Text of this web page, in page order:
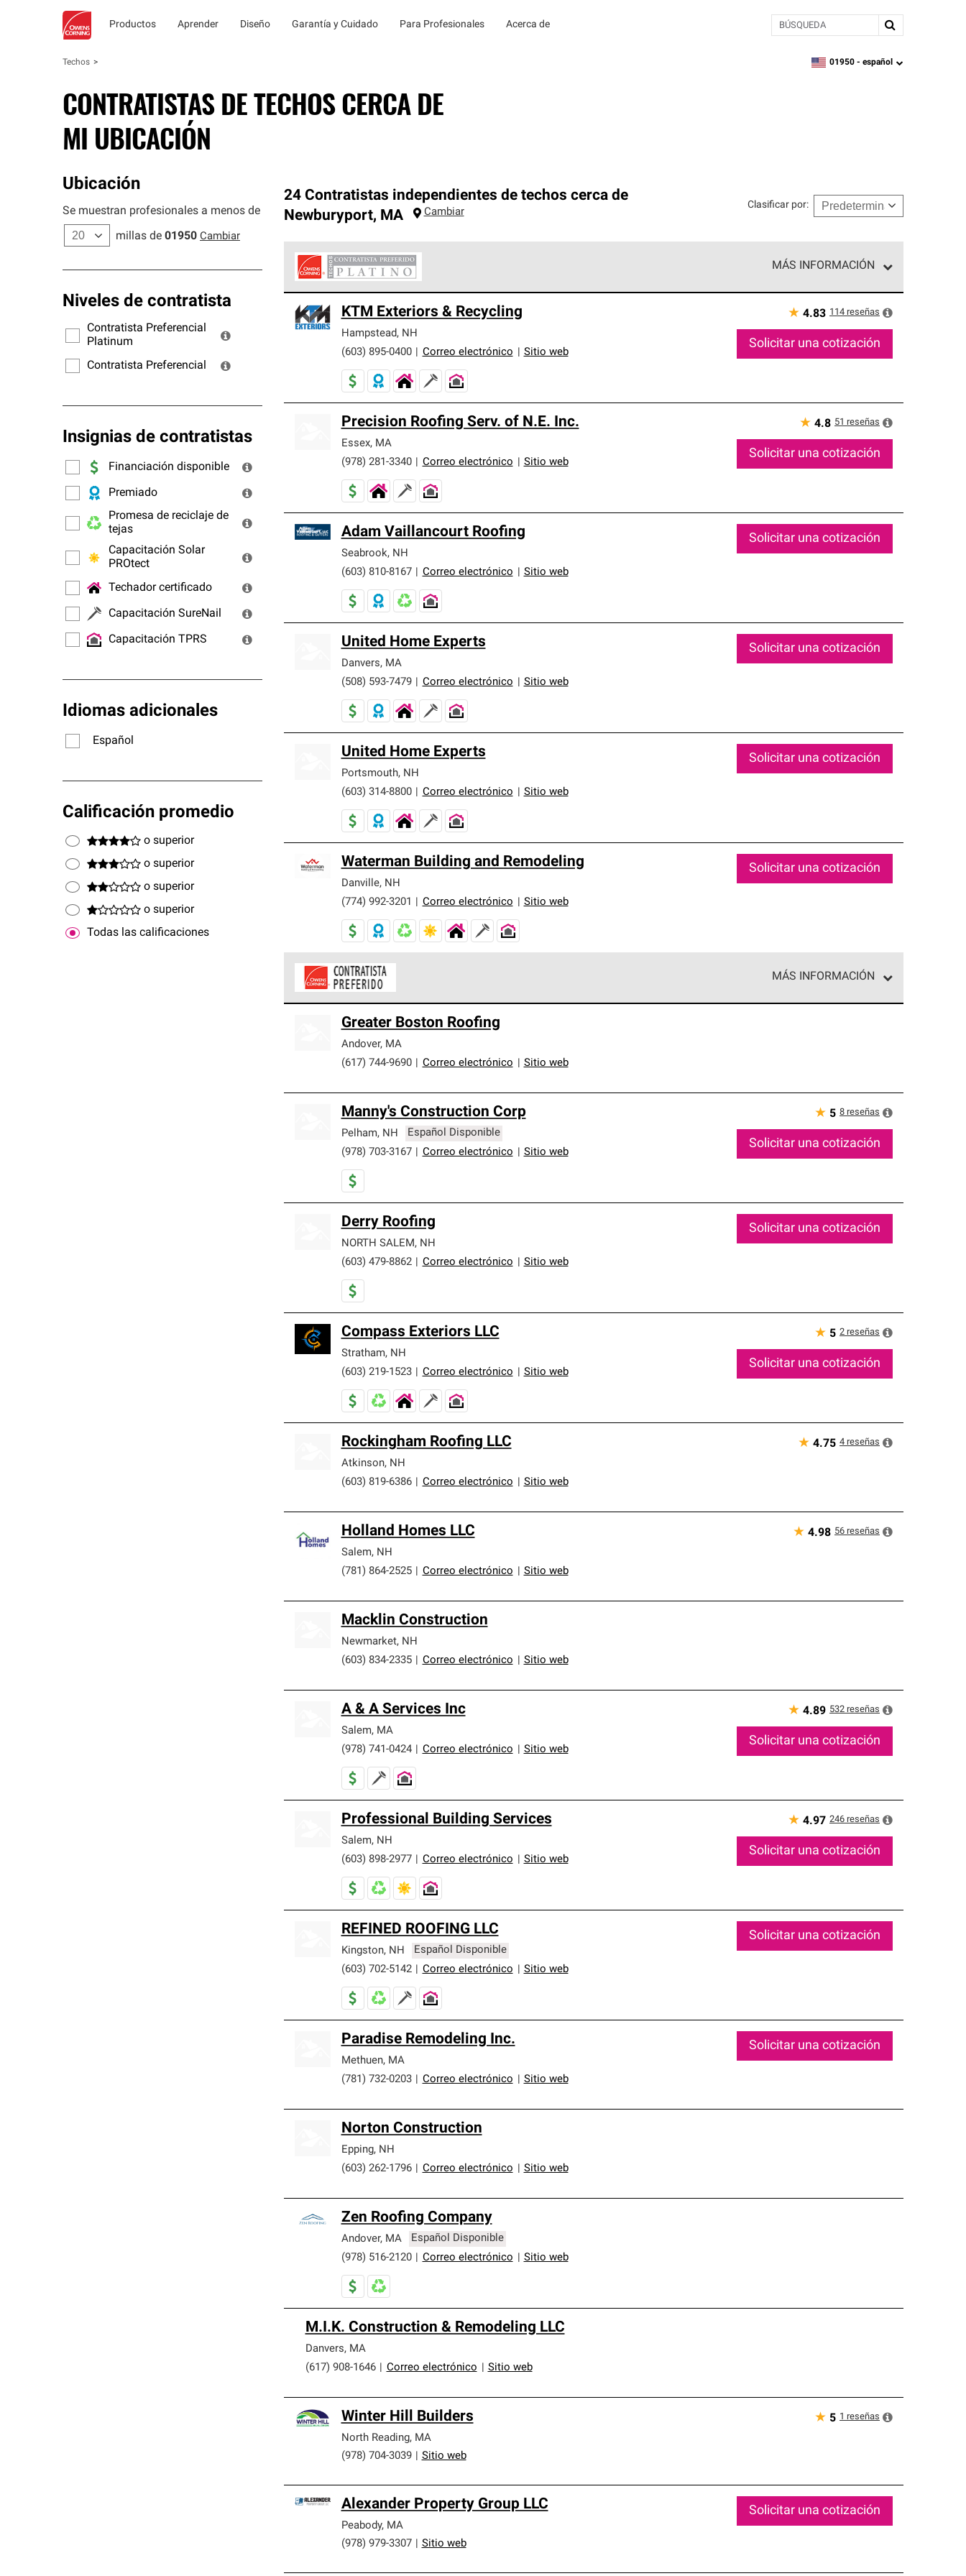
Productos Aprender Diseño Garantía y Cuidado Para Profesionales Acerca de BÚSQUEDA
Techos zipcode,language
01950 - español
CONTRATISTAS DE TECHOS CERCA DE
MI UBICACIÓN
Ubicación
Se muestran profesionales a menos de
millas de 01950 Cambiar
Niveles de contratista
Contratista Preferencial
Platinum
Contratista Preferencial
Insignias de contratistas
Financiación disponible
Premiado
Promesa de reciclaje de
tejas
Capacitación Solar
PROtect
Techador certificado
Capacitación SureNail
Capacitación TPRS
Idiomas adicionales
Español
Calificación promedio
o superior
o superior
o superior
o superior
Todas las calificaciones
24 Contratistas independientes de techos cerca de
Newburyport, MA Cambiar
Clasificar por:
MÁS INFORMACIÓN
cumplen con estándares estrictos de profesionalismo, confiabilidad y destreza incomparable. Solo ellos pueden
ofrecer nuestra mejor garantía de sistemas de techos.
KTM Exteriors & Recycling
Hampstead , NH
(603) 895-0400
Correo electrónico Sitio web
★ 4.83 114 reseñas
Solicitar una cotización
Precision Roofing Serv. of N.E. Inc.
Essex, MA
(978) 281-3340
Correo electrónico Sitio web
★ 4.8 51 reseñas
Solicitar una cotización
Adam Vaillancourt Roofing
Seabrook, NH
(603) 810-8167
Correo electrónico Sitio web
Solicitar una cotización
United Home Experts
Danvers, MA
(508) 593-7479
Correo electrónico Sitio web
Solicitar una cotización
United Home Experts
Portsmouth, NH
(603) 314-8800
Correo electrónico Sitio web
Solicitar una cotización
Waterman Building and Remodeling
Danville, NH
(774) 992-3201
Correo electrónico Sitio web
Solicitar una cotización
MÁS INFORMACIÓN
cumplen con altos estándares y requisitos estrictos de profesionalismo y confiabilidad.
Greater Boston Roofing
Andover, MA
(617) 744-9690
Correo electrónico Sitio web
Manny's Construction Corp
Pelham, NH
Español Disponible
(978) 703-3167
Correo electrónico Sitio web
★ 5 8 reseñas
Solicitar una cotización
Derry Roofing
NORTH SALEM , NH
(603) 479-8862
Correo electrónico Sitio web
Solicitar una cotización
Compass Exteriors LLC
Stratham, NH
(603) 219-1523
Correo electrónico Sitio web
★ 5 2 reseñas
Solicitar una cotización
Rockingham Roofing LLC
Atkinson, NH
(603) 819-6386
Correo electrónico Sitio web
★ 4.75 4 reseñas
Holland Homes LLC
Salem, NH
(781) 864-2525
Correo electrónico Sitio web
★ 4.98 56 reseñas
Macklin Construction
Newmarket, NH
(603) 834-2335
Correo electrónico Sitio web
A & A Services Inc
Salem, MA
(978) 741-0424
Correo electrónico Sitio web
★ 4.89 532 reseñas
Solicitar una cotización
Professional Building Services
Salem, NH
(603) 898-2977
Correo electrónico Sitio web
★ 4.97 246 reseñas
Solicitar una cotización
REFINED ROOFING LLC
Kingston, NH
Español Disponible
(603) 702-5142
Correo electrónico Sitio web
Solicitar una cotización
Paradise Remodeling Inc.
Methuen, MA
(781) 732-0203
Correo electrónico Sitio web
Solicitar una cotización
Norton Construction
Epping, NH
(603) 262-1796
Correo electrónico Sitio web
Zen Roofing Company
Andover, MA
Español Disponible
(978) 516-2120
Correo electrónico Sitio web
M.I.K. Construction & Remodeling LLC
Danvers, MA
(617) 908-1646
Correo electrónico Sitio web
Winter Hill Builders
North Reading, MA
(978) 704-3039
Sitio web
★ 5 1 reseñas
Alexander Property Group LLC
Peabody, MA
(978) 979-3307
Sitio web
Solicitar una cotización